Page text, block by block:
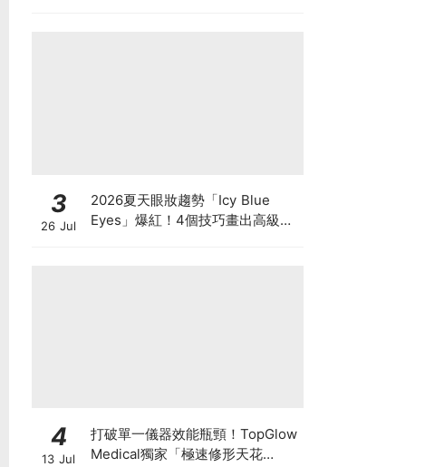
3
26 Jul
2026夏天眼妝趨勢「Icy Blue
Eyes」爆紅！4個技巧畫出高級冰
4
13 Jul
打破單一儀器效能瓶頸！TopGlow
Medical獨家「極速修形天花